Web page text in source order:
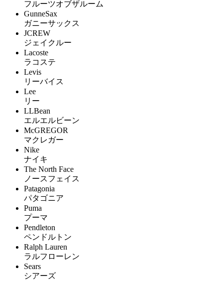
フルーツオブザルーム
GunneSax
ガニーサックス
JCREW
ジェイクルー
Lacoste
ラコステ
Levis
リーバイス
Lee
リー
LLBean
エルエルビーン
McGREGOR
マクレガー
Nike
ナイキ
The North Face
ノースフェイス
Patagonia
パタゴニア
Puma
プーマ
Pendleton
ペンドルトン
Ralph Lauren
ラルフローレン
Sears
シアーズ